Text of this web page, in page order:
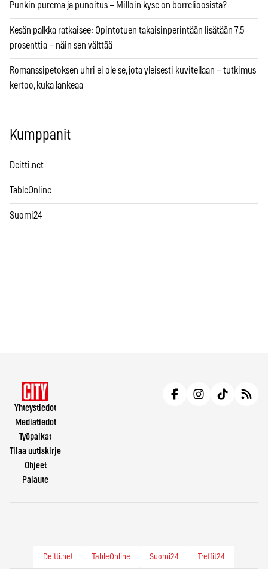
Punkin purema ja punoitus – Milloin kyse on borrelioosista?
Kesän palkka ratkaisee: Opintotuen takaisinperintään lisätään 7,5
prosenttia – näin sen välttää
Romanssipetoksen uhri ei ole se, jota yleisesti kuvitellaan – tutkimus
kertoo, kuka lankeaa
Kumppanit
Deitti.net
TableOnline
Suomi24
Yhteystiedot
Mediatiedot
Työpaikat
Tilaa uutiskirje
Ohjeet
Palaute
Deitti.net TableOnline Suomi24 Treffit24